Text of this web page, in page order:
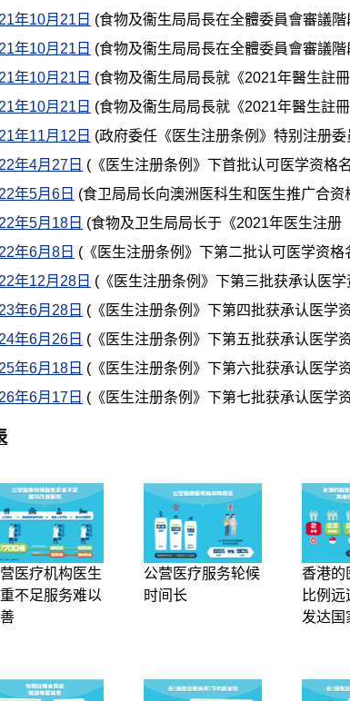
年10月21日 (食物及衞生局局長在全體委員會審議
年10月21日 (食物及衞生局局長在全體委員會審議
年10月21日 (食物及衞生局局長就《2021年醫生註
年10月21日 (食物及衞生局局長就《2021年醫生註
年11月12日 (政府委任《医生注册条例》特别注册委
年4月27日 (《医生注册条例》下首批认可医学资格
年5月6日 (食卫局局长向澳洲医科生和医生推广合
年5月18日 (食物及卫生局局长于《2021年医生注
年6月8日 (《医生注册条例》下第二批认可医学资格
年12月28日 (《医生注册条例》下第三批获承认医
年6月28日 (《医生注册条例》下第四批获承认医学
年6月26日 (《医生注册条例》下第五批获承认医学
年6月18日 (《医生注册条例》下第六批获承认医学
年6月17日 (《医生注册条例》下第七批获承认医学
医疗机构医生
不足服务难以
公营医疗服务轮候
时间长
香港的
比例
发达国